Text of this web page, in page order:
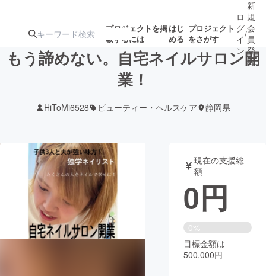
プロジェクトを掲
載するには
はじ
める
プロジェクト
をさがす
ターン
ジェクト
ロジェクト
されます
アート・写真 音楽
テクノロジー・ガジェット ゲーム・サ
映像・映画 書籍・雑誌
チャレンジ
ロ
グ
イ
ン
/
新
規
会
員
登
録
もう諦めない。自宅ネイルサロン開
業！
HiToMi6528 ビューティー・ヘルスケア 静岡県
現在の支援総
額
0円
0%
目標金額は
500,000円